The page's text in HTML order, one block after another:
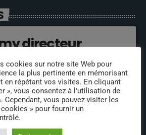
directeur
cookies sur notre site Web pour
la plus pertinente en mémorisant
en répétant vos visites. En cliquant
», vous consentez à l'utilisation de
Cependant, vous pouvez visiter les
» pour fournir un